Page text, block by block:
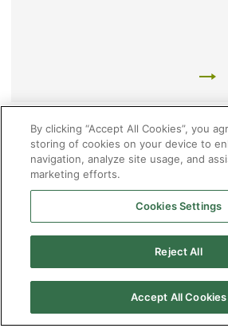
2026 © Enagás S.A. Todos los
Aviso legal
Politica de privacidad Cookies
By clicking “Accept All Cookies”, you
storing of cookies on your device to
navigation, analyze site usage, and
marketing efforts.
Cookies Settings
Reject All
Accept All Cookies